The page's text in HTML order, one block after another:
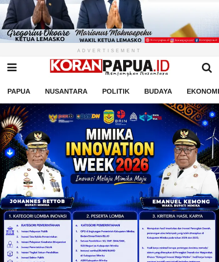
ADVERTISEMENT
PAPUA NUSANTARA POLITIK BUDAYA EKONOMI